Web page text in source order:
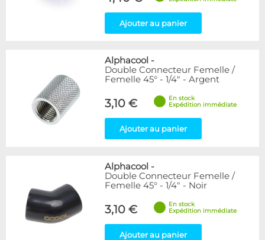
Ajouter au panier
Alphacool -
Double Connecteur Femelle /
Femelle 45° - 1/4" - Argent
3,10 €
En stock
Expédition immédiate
Ajouter au panier
Alphacool -
Double Connecteur Femelle /
Femelle 45° - 1/4" - Noir
3,10 €
En stock
Expédition immédiate
Ajouter au panier